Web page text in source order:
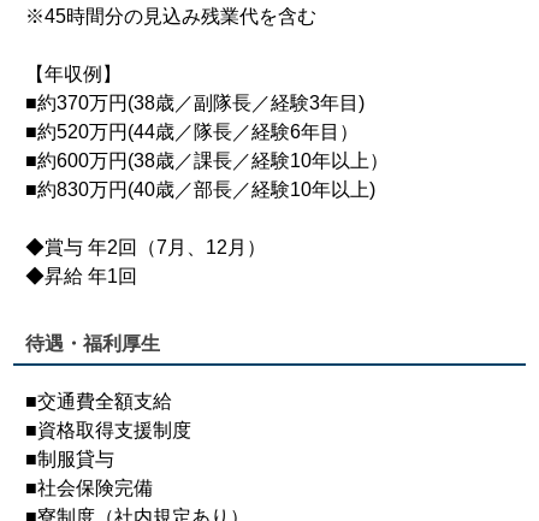
※45時間分の見込み残業代を含む
【年収例】
■約370万円(38歳／副隊長／経験3年目)
■約520万円(44歳／隊長／経験6年目）
■約600万円(38歳／課長／経験10年以上）
■約830万円(40歳／部長／経験10年以上)
◆賞与 年2回（7月、12月）
◆昇給 年1回
待遇・福利厚生
■交通費全額支給
■資格取得支援制度
■制服貸与
■社会保険完備
■寮制度（社内規定あり）